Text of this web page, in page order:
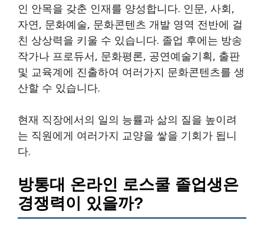
인 안목을 갖춘 인재를 양성합니다. 인문, 사회,
자연, 문화예술, 문화콘텐츠 개발 영역 전반에 걸
친 상상력을 키울 수 있습니다. 졸업 후에는 방송
작가나 프로듀서, 문화평론, 공연예술기획, 출판
및 교육계에 진출하여 여러가지 문화콘텐츠를 생
산할 수 있습니다.
현재 직장에서의 일의 능률과 삶의 질을 높이려
는 직원에게 여러가지 교양을 쌓을 기회가 됩니
다.
방통대 온라인 로스쿨 졸업생은
경쟁력이 있을까?